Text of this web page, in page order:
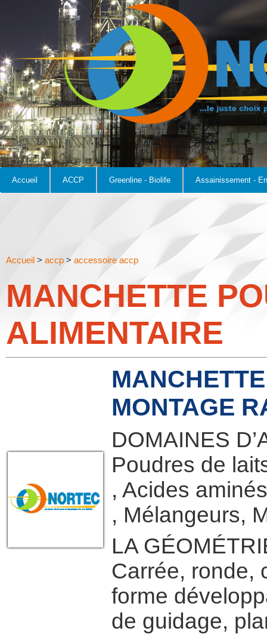
Accueil ACCP Greenline - Biolife Assainissement -
Accueil > accp > accessoire accp
MANCHETTE
ALIMENTAIRE
MONTAGE
DOMAINES
Poudres de
, Acides
, Mélangeurs,
LA
Carrée, ronde,
forme
de guidage,